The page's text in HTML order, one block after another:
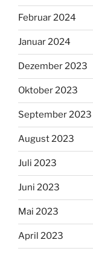
Februar 2024
Januar 2024
Dezember 2023
Oktober 2023
September 2023
August 2023
Juli 2023
Juni 2023
Mai 2023
April 2023